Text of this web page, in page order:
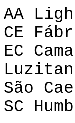
AA
CE
EC
São
SC